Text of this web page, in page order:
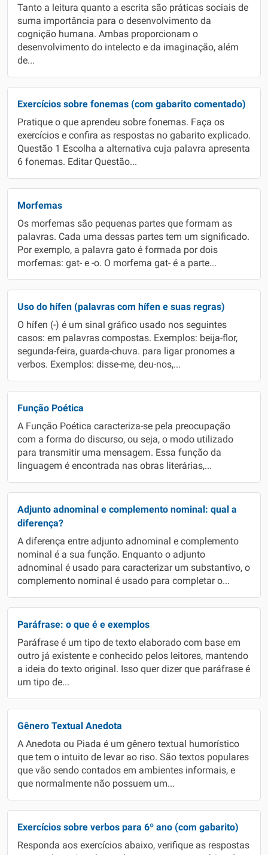
Tanto a leitura quanto a escrita são práticas sociais de
suma importância para o desenvolvimento da
cognição humana. Ambas proporcionam o
desenvolvimento do intelecto e da imaginação, além
de...
Exercícios sobre fonemas (com gabarito comentado)
Pratique o que aprendeu sobre fonemas. Faça os
exercícios e confira as respostas no gabarito explicado.
Questão 1 Escolha a alternativa cuja palavra apresenta
6 fonemas. Editar Questão...
Morfemas
Os morfemas são pequenas partes que formam as
palavras. Cada uma dessas partes tem um significado.
Por exemplo, a palavra gato é formada por dois
morfemas: gat- e -o. O morfema gat- é a parte...
Uso do hífen (palavras com hífen e suas regras)
O hífen (-) é um sinal gráfico usado nos seguintes
casos: em palavras compostas. Exemplos: beija-flor,
segunda-feira, guarda-chuva. para ligar pronomes a
verbos. Exemplos: disse-me, deu-nos,...
Função Poética
A Função Poética caracteriza-se pela preocupação
com a forma do discurso, ou seja, o modo utilizado
para transmitir uma mensagem. Essa função da
linguagem é encontrada nas obras literárias,...
Adjunto adnominal e complemento nominal: qual a
diferença?
A diferença entre adjunto adnominal e complemento
nominal é a sua função. Enquanto o adjunto
adnominal é usado para caracterizar um substantivo, o
complemento nominal é usado para completar o...
Paráfrase: o que é e exemplos
Paráfrase é um tipo de texto elaborado com base em
outro já existente e conhecido pelos leitores, mantendo
a ideia do texto original. Isso quer dizer que paráfrase é
um tipo de...
Gênero Textual Anedota
A Anedota ou Piada é um gênero textual humorístico
que tem o intuito de levar ao riso. São textos populares
que vão sendo contados em ambientes informais, e
que normalmente não possuem um...
Exercícios sobre verbos para 6º ano (com gabarito)
Responda aos exercícios abaixo, verifique as respostas